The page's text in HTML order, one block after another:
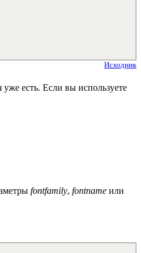
Исходник
уже есть. Если вы используете
fontfamily, fontname или